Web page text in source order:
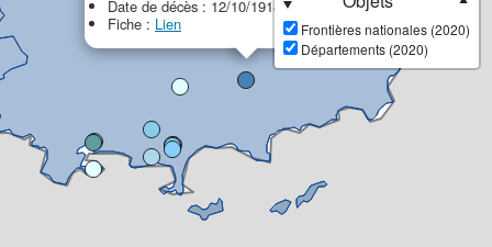
Date de décès : 12/10/1918
Fiche : Lien
Frontières nationales (2020)
Départements (2020)